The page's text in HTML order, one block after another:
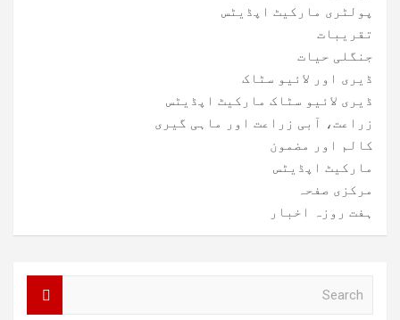
پولٹری مارکیٹ اپڈیٹس
تقریبات
جنگلی حیات
ڈیری اور لائیو سٹاک
ڈیری لائیو سٹاک مارکیٹ اپڈیٹس
زراعت، آبی زراعت اور ماہی گیری
کالم اور مضمون
مارکیٹ اپڈیٹس
مرکزی صفحہ
ہفت روزہ اخبار